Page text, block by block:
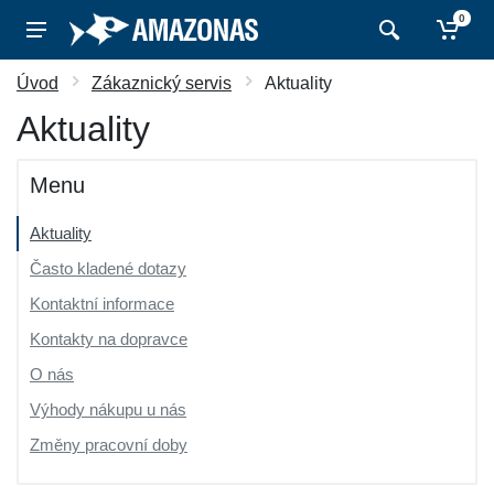
0
Úvod Zákaznický servis Aktuality
Aktuality
Menu
Aktuality
Často kladené dotazy
Kontaktní informace
Kontakty na dopravce
O nás
Výhody nákupu u nás
Změny pracovní doby